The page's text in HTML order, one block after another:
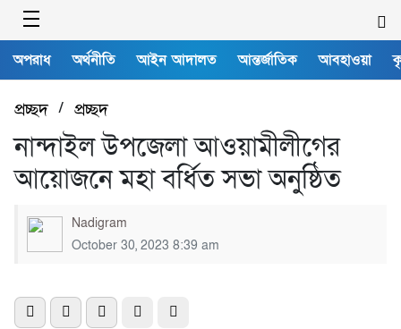
অপরাধ অর্থনীতি আইন আদালত আন্তর্জাতিক আবহাওয়া
প্রচ্ছদ/ প্রচ্ছদ
নান্দাইল উপজেলা আওয়ামীলীগের
আয়োজনে মহা বর্ধিত সভা অনুষ্ঠিত
Nadigram
October 30, 2023 8:39 am